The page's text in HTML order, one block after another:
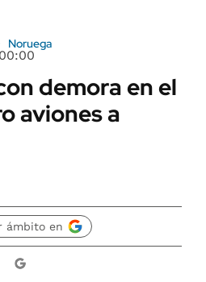
Noruega
demora en el
aviones a
ámbito en